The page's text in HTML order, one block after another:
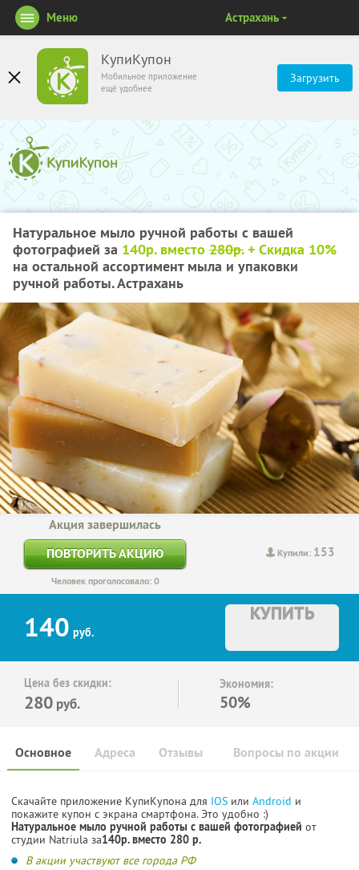
КупиКупон
Мобильное приложение
ещё удобнее
Загрузить
Меню Астрахань
Натуральное мыло ручной работы с вашей
фотографией за 140р. вместо 280р.+ Скидка 10%
на остальной ассортимент мыла и упаковки
ручной работы. Астрахань
Купили: 153
Акция завершилась
ПОВТОРИТЬ АКЦИЮ
Человек проголосовало: 0
140 руб.
КУПИТЬ
Цена без скидки:
280 руб.
Экономия:
50%
Основное Отзывы Вопросы по акции
Адреса
Скачайте приложение КупиКупона для IOS или Android и
покажите купон с экрана смартфона. Это удобно :)
Натуральное мыло ручной работы с вашей фотографией от
студии Natriula за140р. вместо 280 р.
В акции участвуют все города РФ